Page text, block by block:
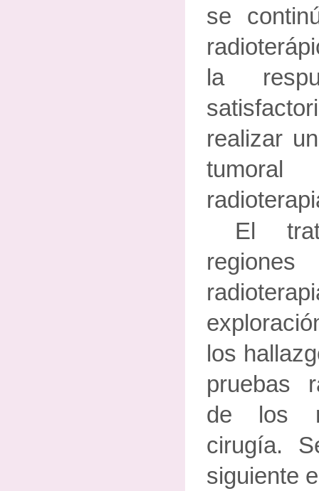
se
la
realizar
El
regiones
los
pruebas
de los
cirugía.
siguiente